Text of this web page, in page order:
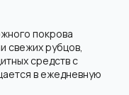
покрова
свежих рубцов,
средств с
в ежедневную